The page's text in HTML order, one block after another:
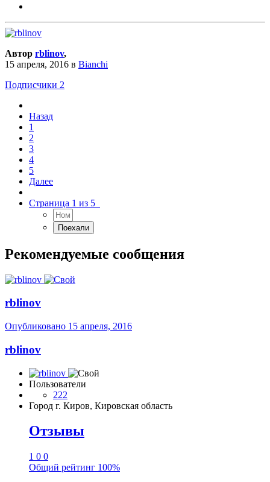
Автор rblinov,
15 апреля, 2016 в Bianchi
Подписчики 2
Назад
1
2
3
4
5
Далее
Страница 1 из 5
Рекомендуемые сообщения
rblinov
Опубликовано 15 апреля, 2016
rblinov
Пользователи
222
Город г. Киров, Кировская область
Отзывы
1 0 0
Общий рейтинг 100%